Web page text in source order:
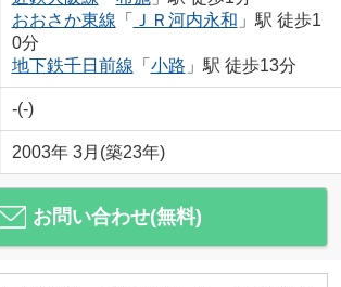
おおさか東線 「 ＪＲ河内永和 」駅 徒歩1
0分
地下鉄千日前線 「 小路 」駅 徒歩13分
-(-)
2003年 3月(築23年)
お問い合わせ(無料)